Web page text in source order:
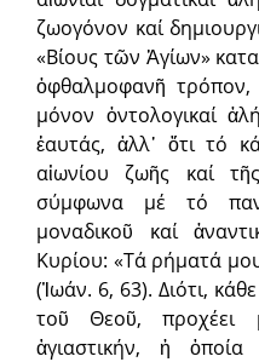
ζωογόνον καί
«Βίους τῶν Ἁγίων»
ὀφθαλμοφανῆ τρόπον,
μόνον ὀντολογικαί
ἑαυτάς, ἀλλ᾽ ὅτι τό
αἰωνίου ζωῆς καί
σύμφωνα μέ τό
μοναδικοῦ καί
Κυρίου: «Τά ρήματά
(Ἰωάν. 6, 63). Διότι,
τοῦ Θεοῦ, προχέει
ἁγιαστικήν, ἡ ὁποία